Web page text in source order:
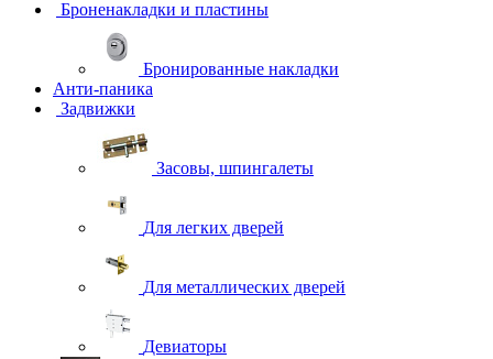
Броненакладки и пластины
Бронированные накладки
Анти-паника
Задвижки
Засовы, шпингалеты
Для легких дверей
Для металлических дверей
Девиаторы